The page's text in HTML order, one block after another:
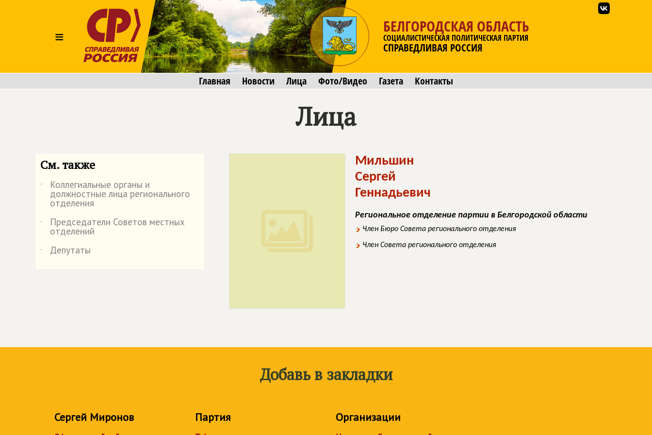
≡
БЕЛГОРОДСКАЯ ОБЛАСТЬ
СОЦИАЛИСТИЧЕСКАЯ ПОЛИТИЧЕСКАЯ ПАРТИЯ
СПРАВЕДЛИВАЯ РОССИЯ
Главная Новости Лица Фото/Видео Газета Контакты
Лица
См. также
˙ Коллегиальные органы и
должностные лица регионального
отделения
˙
Председатели Советов местных
отделений
˙
Депутаты
Мильшин
Сергей
Геннадьевич
Региональное отделение партии в Белгородской области
Член Бюро Совета регионального отделения
Член Совета регионального отделения
Добавь в закладки
Сергей Миронов Партия Организации